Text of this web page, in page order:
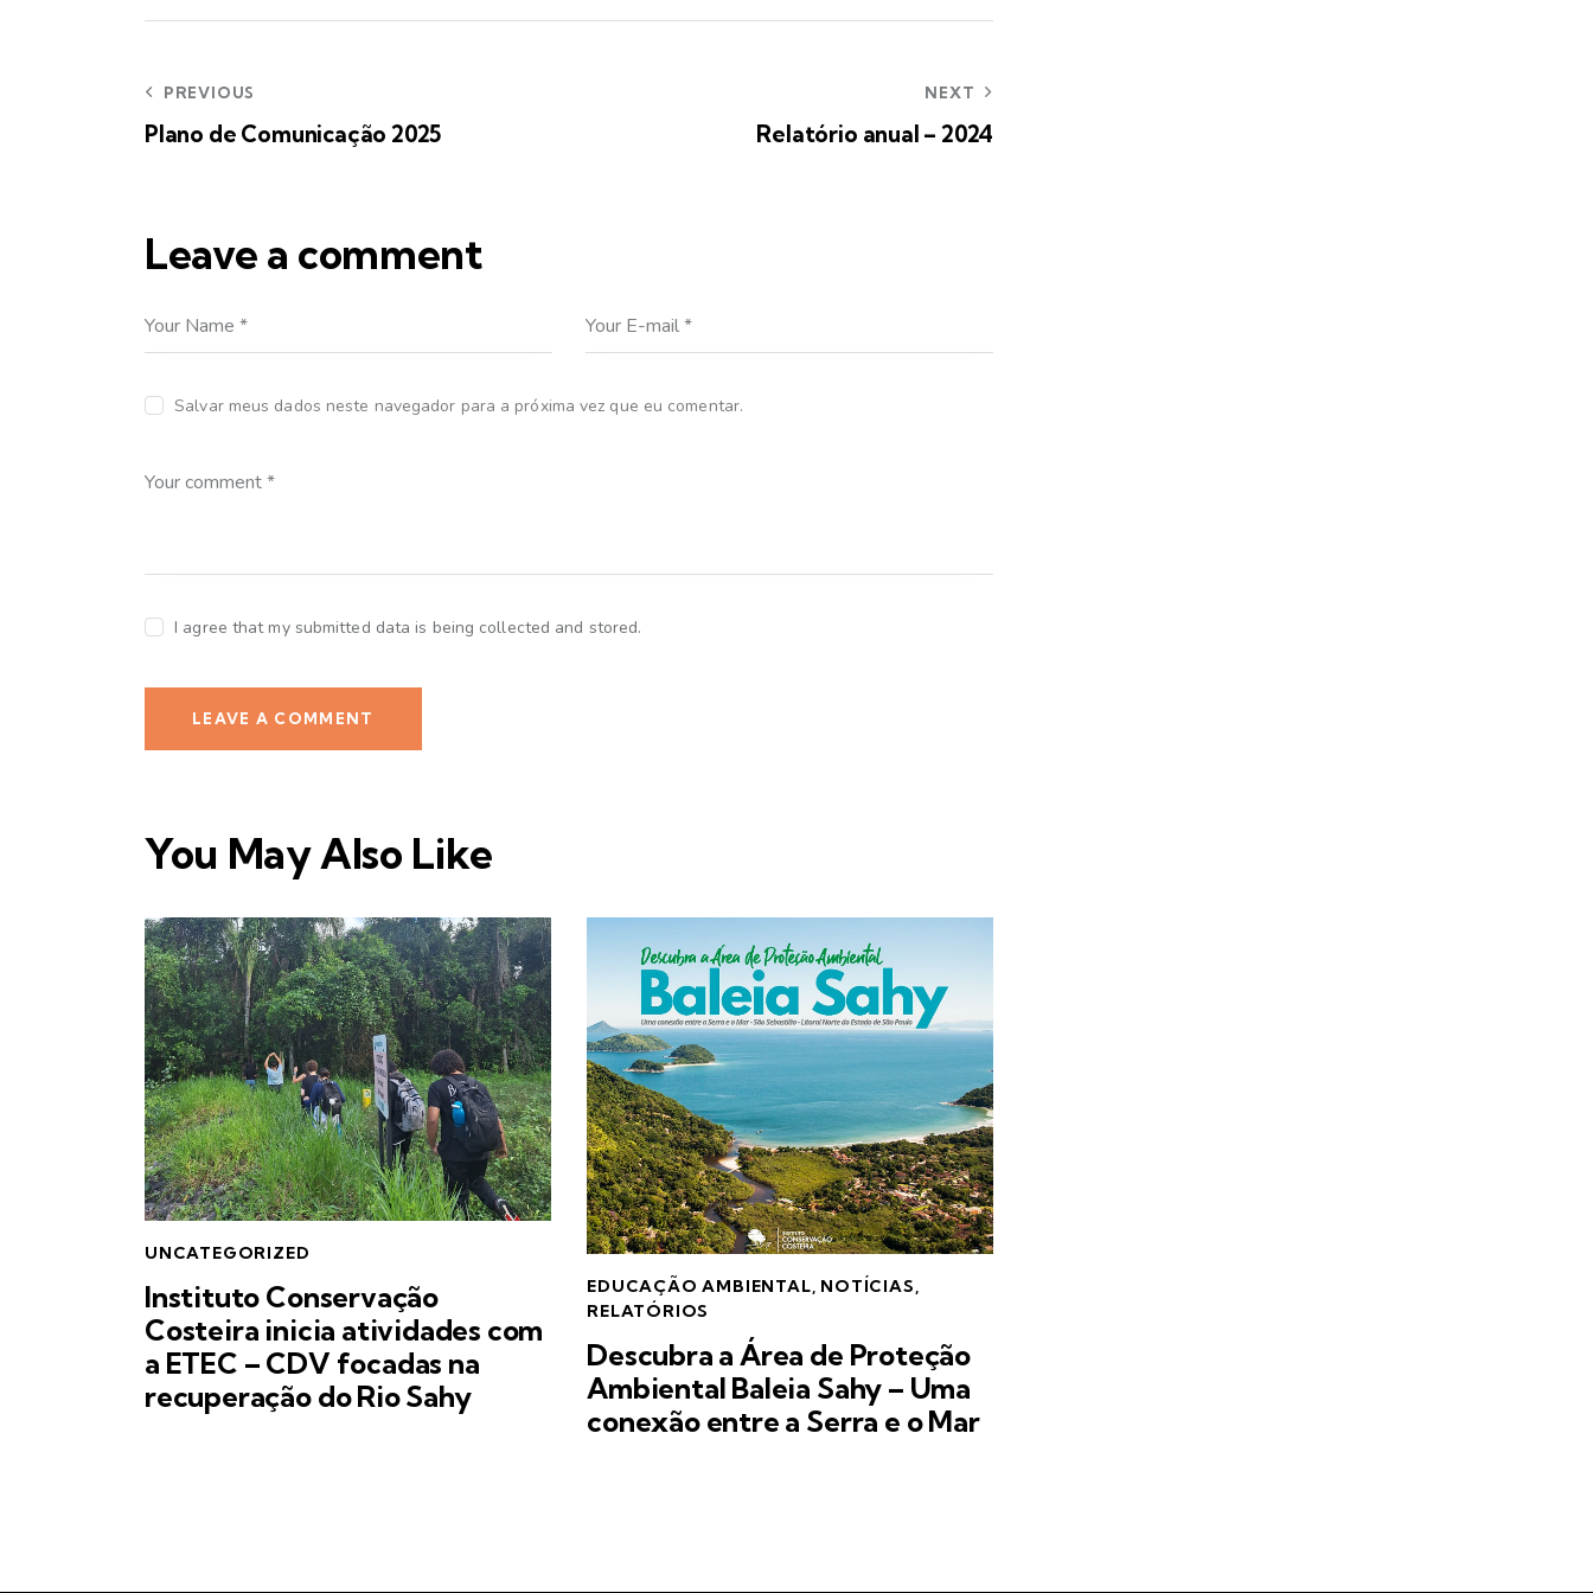
PREVIOUS
Plano de Comunicação 2025
NEXT
Relatório anual – 2024
Leave a comment
Salvar meus dados neste navegador para a próxima vez que eu comentar.
I agree that my submitted data is being collected and stored.
You May Also Like
UNCATEGORIZED
Instituto Conservação
Costeira inicia atividades com
a ETEC – CDV focadas na
recuperação do Rio Sahy
EDUCAÇÃO AMBIENTAL, NOTÍCIAS,
RELATÓRIOS
Descubra a Área de Proteção
Ambiental Baleia Sahy – Uma
conexão entre a Serra e o Mar